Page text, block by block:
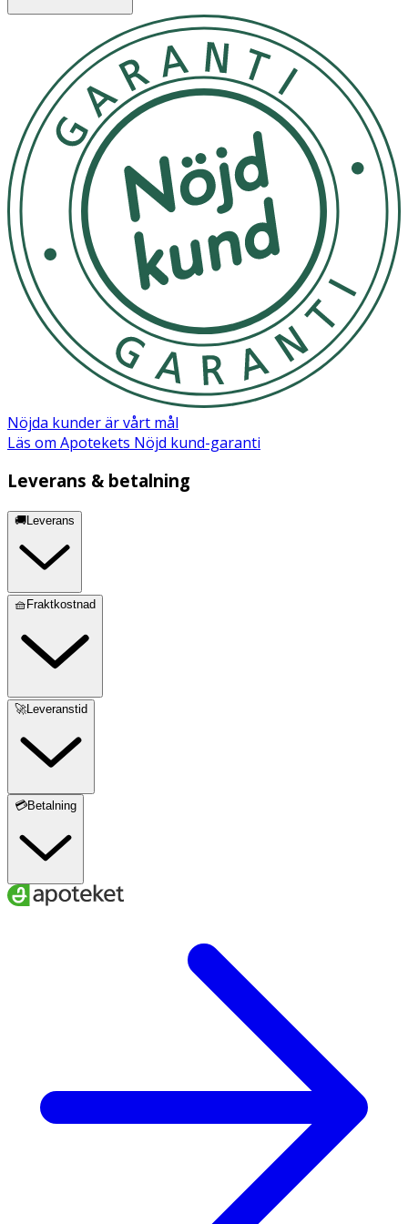
använder luskammen.
2. Dela upp håret i mindre sektioner (kamma brett) och
kamma igenom dem en i taget, från roten och ända till
toppen.
3. Torka bort eventuella löss och ägg på kammen med en
bit papper.
4. Fortsätt att kamma tills du inte hittar fler löss.
5. När du har använt kammen ska du göra ren den med
ljummet vatten och handtvål.
Använd inte kammen om den är skadad eller missfärgad.
Koka den inte.
Material
ABS-plast
Nöjda kunder är vårt mål
Läs om Apotekets Nöjd kund-garanti
Leverans & betalning
🚚Leverans
🧺Fraktkostnad
🚀Leveranstid
💳Betalning